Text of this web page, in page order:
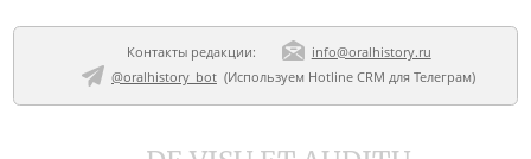
Контакты редакции:
info@oralhistory.ru
@oralhistory_bot(Используем Hotline CRM для Телеграм)